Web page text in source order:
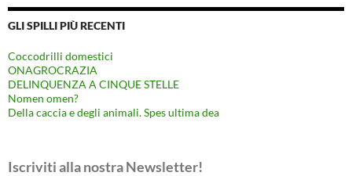
GLI SPILLI PIÙ RECENTI
Coccodrilli domestici
ONAGROCRAZIA
DELINQUENZA A CINQUE STELLE
Nomen omen?
Della caccia e degli animali. Spes ultima dea
Iscriviti alla nostra Newsletter!